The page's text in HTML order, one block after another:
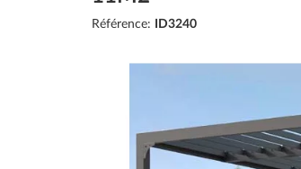
Référence: ID3240